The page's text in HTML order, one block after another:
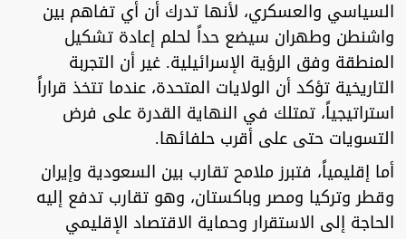
السياسي والعسكري، لأنها تدرك أن أي تفاهم بين
واشنطن وطهران سيضع حداً لحلم إعادة تشكيل
المنطقة وفق الرؤية الإسرائيلية. غير أن التجربة
التاريخية تؤكد أن الولايات المتحدة، عندما تتخذ قراراً
استراتيجياً، تمتلك في النهاية القدرة على فرض
التسويات حتى على أقرب حلفائها.
أما إقليمياً، فتبرز ملامح تقارب بين السعودية وإيران
وقطر وتركيا ومصر وباكستان، وهو تقارب تدفع إليه
الحاجة إلى الاستقرار وحماية الاقتصاد الإقليمي